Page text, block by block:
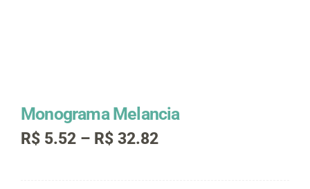
Monograma Melancia
R$ 5.52 – R$ 32.82Faixa